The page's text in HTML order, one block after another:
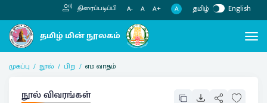
திரைப்படிப்பி A- A A+ A தமிழ் English
முகப்பு நூல் பிற எம வாதம்
நூல் விவரங்கள்